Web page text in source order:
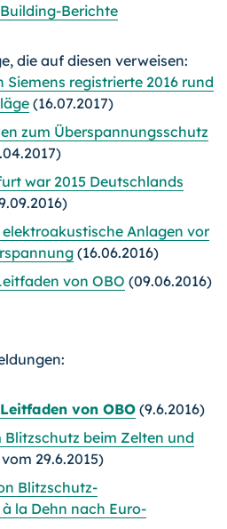
Berichte
die auf diesen verweisen:
registrierte 2016 rund
(16.07.2017)
zum Überspannungsschutz
war 2015 Deutschlands
Anlagen vor
(16.06.2016)
von OBO (09.06.2016)
von OBO (9.6.2016)
beim Zelten und
29.6.2015)
Blitzschutz-
la Dehn nach Euro­